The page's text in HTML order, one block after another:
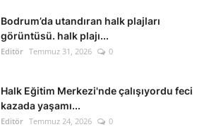
Bodrum’da utandıran halk plajları
görüntüsü. halk plajı...
Editör Temmuz 31, 2026 0
Halk Eğitim Merkezi'nde çalışıyordu feci
kazada yaşamı...
Editör Temmuz 24, 2026 0